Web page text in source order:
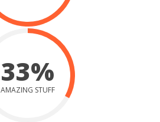
33%
AMAZING STUFF